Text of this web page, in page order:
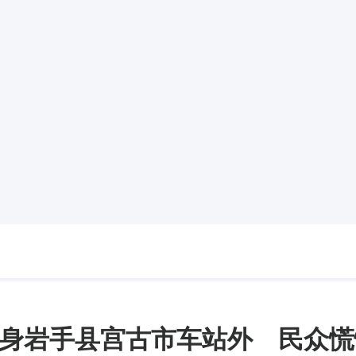
岩手县宫古市车站外 民众